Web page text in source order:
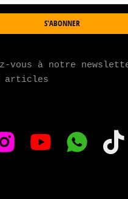
S'ABONNER
vous à notre
articles